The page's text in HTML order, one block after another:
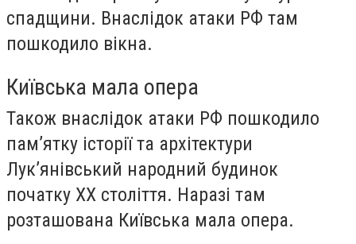
спадщини. Внаслідок атаки РФ там
пошкодило вікна.
Київська мала опера
Також внаслідок атаки РФ пошкодило
пам’ятку історії та архітектури
Лук’янівський народний будинок
початку XX століття. Наразі там
розташована Київська мала опера.